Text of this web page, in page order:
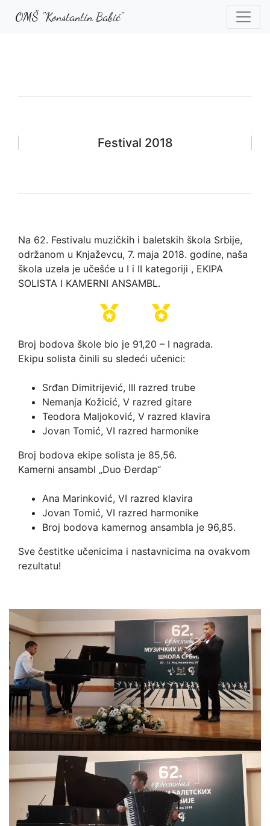
OMŠ "Konstantin Babić"
Festival 2018
Na 62. Festivalu muzičkih i baletskih škola Srbije,
održanom u Knjaževcu, 7. maja 2018. godine, naša
škola uzela je učešće u I i II kategoriji , EKIPA
SOLISTA I KAMERNI ANSAMBL.
Broj bodova škole bio je 91,20 – I nagrada.
Ekipu solista činili su sledeći učenici:
Srđan Dimitrijević, III razred trube
Nemanja Kožicić, V razred gitare
Teodora Maljoković, V razred klavira
Jovan Tomić, VI razred harmonike
Broj bodova ekipe solista je 85,56.
Kamerni ansambl „Duo Đerdap“
Ana Marinković, VI razred klavira
Jovan Tomić, VI razred harmonike
Broj bodova kamernog ansambla je 96,85.
Sve čestitke učenicima i nastavnicima na ovakvom
rezultatu!